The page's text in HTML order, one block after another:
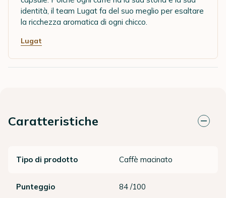
identità, il team Lugat fa del suo meglio per esaltare
la ricchezza aromatica di ogni chicco.
Lugat
Caratteristiche
Tipo di prodotto Caffè macinato
Punteggio 84 /100